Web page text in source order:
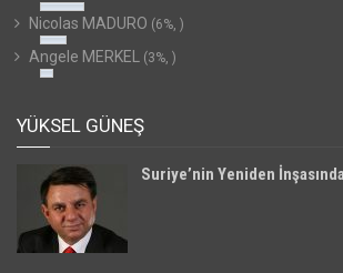
Nicolas MADURO (6%, )
Angele MERKEL (3%, )
YÜKSEL GÜNEŞ
Suriye’nin Yeniden